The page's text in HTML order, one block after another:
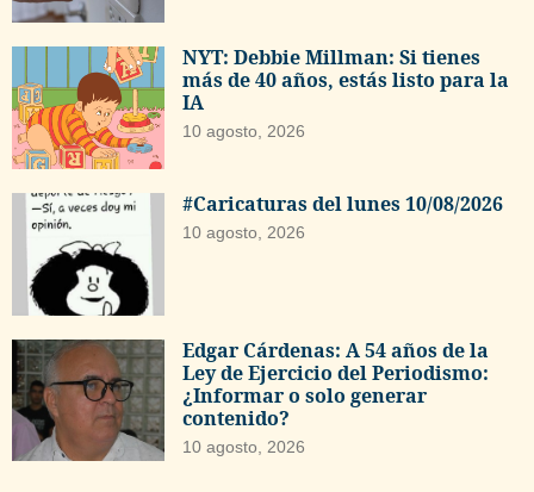
NYT: Debbie Millman: Si tienes
más de 40 años, estás listo para la
IA
10 agosto, 2026
#Caricaturas del lunes 10/08/2026
10 agosto, 2026
Edgar Cárdenas: A 54 años de la
Ley de Ejercicio del Periodismo:
¿Informar o solo generar
contenido?
10 agosto, 2026